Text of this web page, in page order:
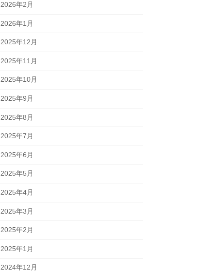
2026年2月
2026年1月
2025年12月
2025年11月
2025年10月
2025年9月
2025年8月
2025年7月
2025年6月
2025年5月
2025年4月
2025年3月
2025年2月
2025年1月
2024年12月